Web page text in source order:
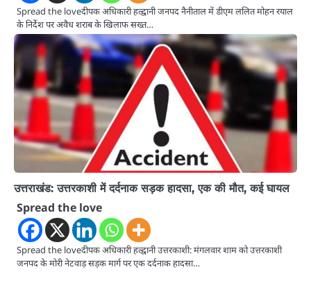
Spread the loveदीपक अधिकारी हल्द्वानी जनपद नैनीताल में डीएम ललित मोहन रयाल
के निर्देश पर अवैध शराब के खिलाफ सख्त…
उत्तराखंड: उत्तरकाशी में दर्दनाक सड़क हादसा, एक की मौत, कई घायल
Spread the love
Spread the loveदीपक अधिकारी हल्द्वानी उत्तरकाशी: मंगलवार शाम को उत्तरकाशी
जनपद के मोरी नेटवाड़ सड़क मार्ग पर एक दर्दनाक हादसा…